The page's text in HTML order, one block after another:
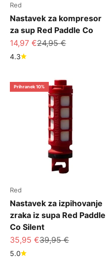
Red
Nastavek za kompresor
za sup Red Paddle Co
Znižana cena
14,97 €Redna cena
24,95 €
4.3
Prihranek 10%
Red
Nastavek za izpihovanje
zraka iz supa Red Paddle
Co Silent
Znižana cena
35,95 €Redna cena
39,95 €
5.0